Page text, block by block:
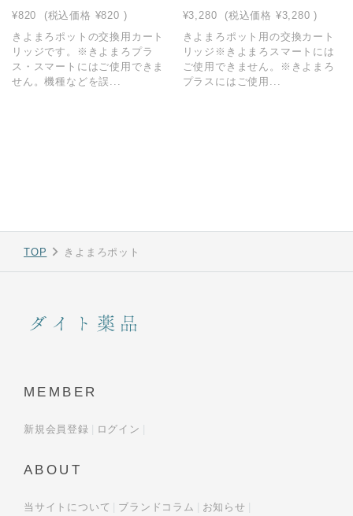
¥820 (税込価格 ¥820 )
きよまろポットの交換用カート
リッジです。※きよまろプラ
ス・スマートにはご使用できま
せん。機種などを誤...
¥3,280 (税込価格 ¥3,280 )
きよまろポット用の交換カート
リッジ※きよまろスマートには
ご使用できません。※きよまろ
プラスにはご使用...
TOP きよまろポット
MEMBER
新規会員登録 ログイン
ABOUT
当サイトについて ブランドコラム お知らせ